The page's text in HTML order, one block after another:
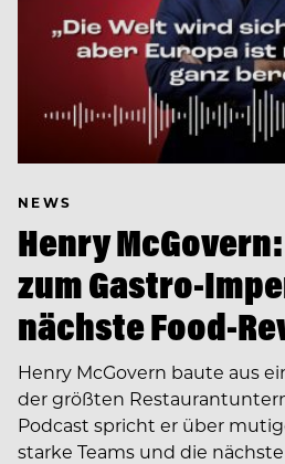
NEWS
Henry
zum Gastro-
nächste Food-
Henry McGovern baute aus
der größten
Podcast spricht er über
starke Teams und die